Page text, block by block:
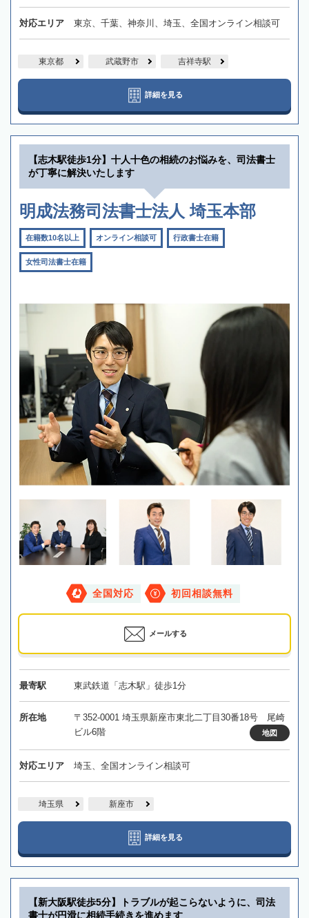
対応エリア 東京、千葉、神奈川、埼玉、全国オンライン相談可
東京都 武蔵野市 吉祥寺駅
詳細を見る
【志木駅徒歩1分】十人十色の相続のお悩みを、司法書士
が丁寧に解決いたします
明成法務司法書士法人 埼玉本部
在籍数10名以上 オンライン相談可 行政書士在籍
女性司法書士在籍
全国対応 初回相談無料
メールする
最寄駅 東武鉄道「志木駅」徒歩1分
所在地
〒352-0001 埼玉県新座市東北二丁目30番18号 尾崎
ビル6階
地図
対応エリア 埼玉、全国オンライン相談可
埼玉県 新座市
詳細を見る
【新大阪駅徒歩5分】トラブルが起こらないように、司法
書士が円滑に相続手続きを進めます